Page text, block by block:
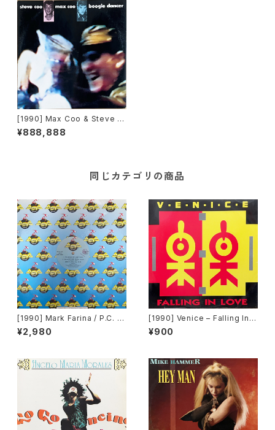
[1990] Max Coo & Steve C
oo – Boogie Dancer [Asia
Records]
¥888,888
同じカテゴリの商品
[1990] Mark Farina / P.C. D
ee – Relight My Fire / Popc
orn [Asia Records]
¥2,980
[1990] Venice – Falling In L
ove [Flea Records]
¥900